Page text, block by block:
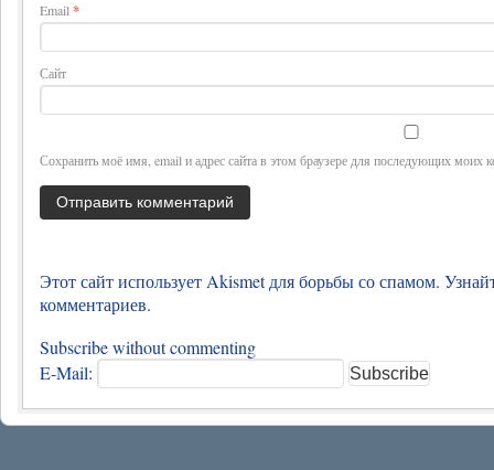
Email *
Сайт
Сохранить моё имя, email и адрес сайта в этом браузере для последующих моих
Этот сайт использует Akismet для борьбы со спамом.
комментариев.
Subscribe without commenting
E-Mail: